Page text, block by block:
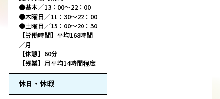
●基本／13：00～22：00
●木曜日／11：30～22：00
●土曜日／13：00～20：30
【労働時間】平均168時間
／月
【休憩】60分
【残業】月平均14時間程度
休日・休暇